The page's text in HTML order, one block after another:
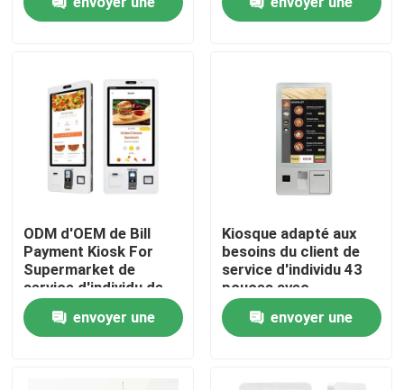
Visite d'usine
Contrôle de la qualité
nouvelles
Demande de soumission
Shopping Online
restaurant
préparation rapide de
contact
ODM d'OEM de Bill
Payment Kiosk For
Supermarket de
service d'individu de
position de plancher
envoyer une
Kiosque adapté aux
besoins du client de
service d'individu 43
pouces avec
l'imprimante terminale
de positionenvoyer une